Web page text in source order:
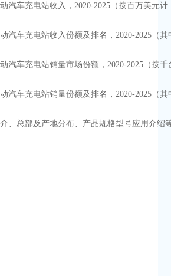
汽车充电站收入，2020-2025（按百万美元计
汽车充电站收入份额及排名，2020-2025（其
汽车充电站销量市场份额，2020-2025（按千
汽车充电站销量份额及排名，2020-2025（其
、总部及产地分布、产品规格型号应用介绍